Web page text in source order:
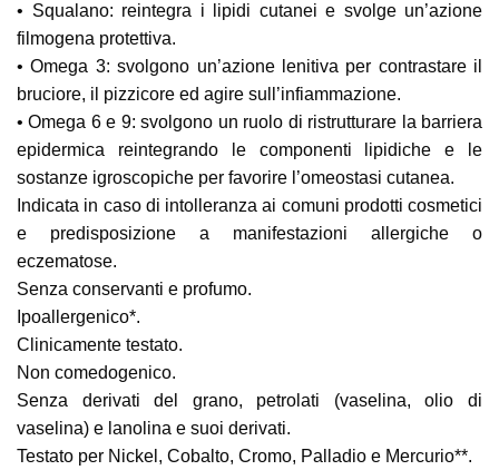
• Squalano: reintegra i lipidi cutanei e svolge un’azione
filmogena protettiva.
• Omega 3: svolgono un’azione lenitiva per contrastare il
bruciore, il pizzicore ed agire sull’infiammazione.
• Omega 6 e 9: svolgono un ruolo di ristrutturare la barriera
epidermica reintegrando le componenti lipidiche e le
sostanze igroscopiche per favorire l’omeostasi cutanea.
Indicata in caso di intolleranza ai comuni prodotti cosmetici
e predisposizione a manifestazioni allergiche o
eczematose.
Senza conservanti e profumo.
Ipoallergenico*.
Clinicamente testato.
Non comedogenico.
Senza derivati del grano, petrolati (vaselina, olio di
vaselina) e lanolina e suoi derivati.
Testato per Nickel, Cobalto, Cromo, Palladio e Mercurio**.